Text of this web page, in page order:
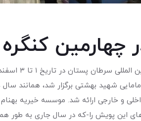
چهارمین
شهید بهشتی برگزار شد، همانند
و خارجی ارائه شد. موسسه خیریه
این پویش را-که در سال جاری به طور